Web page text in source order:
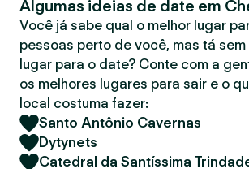
r
Algumas ideias de date em
Você já sabe qual o melhor lugar
pessoas perto de você, mas tá
lugar para o date? Conte com a
os melhores lugares para sair e o
local costuma fazer:
Santo Antônio Cavernas
Dytynets
Catedral da Santíssima